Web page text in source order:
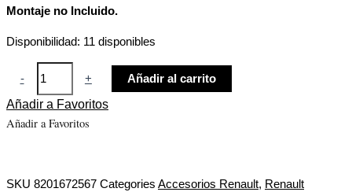
Montaje no Incluido.
Disponibilidad: 11 disponibles
- + Añadir al carrito
Añadir a Favoritos
Añadir a Favoritos
SKU 8201672567 Categories Accesorios Renault, Renault